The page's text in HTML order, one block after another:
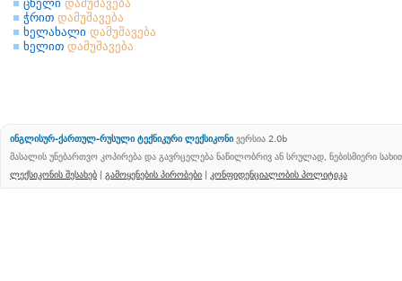
ცხელი დამუშავება
ჭრით დამუშავება
ხელახალი დამუშავება
ხელით დამუშავება
ინგლისურ-ქართულ-რუსული ტექნიკური ლექსიკონი ვერსია 2.0b
მასალის უნებართვო კოპირება და გავრცელება ნაწილობრივ ან სრულად, ნებისმიერი
ლექსიკონის შესახებ | გამოყენების პირობები | კონფიდენციალობის პოლიტიკა